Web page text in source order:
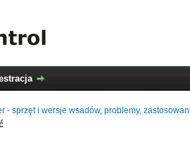
- sprzęt i wersje wsadów, problemy,